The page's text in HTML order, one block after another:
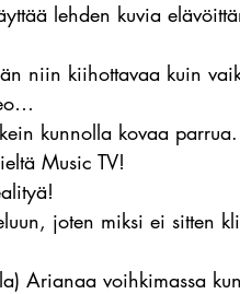
lehden kuvia
niin kiihottavaa kuin
kunnolla kovaa parrua.
Music TV!
joten miksi ei sitten
Arianaa voihkimassa